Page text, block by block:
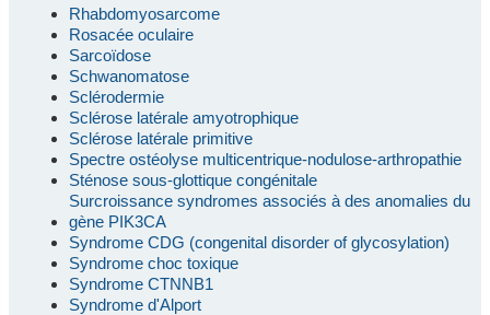
Rhabdomyosarcome
Rosacée oculaire
Sarcoïdose
Schwanomatose
Sclérodermie
Sclérose latérale amyotrophique
Sclérose latérale primitive
Spectre ostéolyse multicentrique-nodulose-arthropathie
Sténose sous-glottique congénitale
Surcroissance syndromes associés à des anomalies du
gène PIK3CA
Syndrome CDG (congenital disorder of glycosylation)
Syndrome choc toxique
Syndrome CTNNB1
Syndrome d'Alport